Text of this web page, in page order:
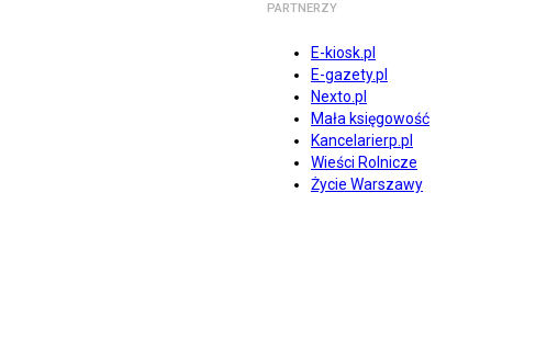
PARTNERZY
E-kiosk.pl
E-gazety.pl
Nexto.pl
Mała księgowość
Kancelarierp.pl
Wieści Rolnicze
Życie Warszawy